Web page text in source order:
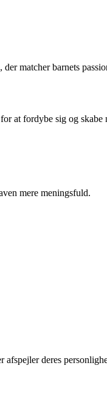
matcher barnets
at fordybe sig og skabe
mere meningsfuld.
deres